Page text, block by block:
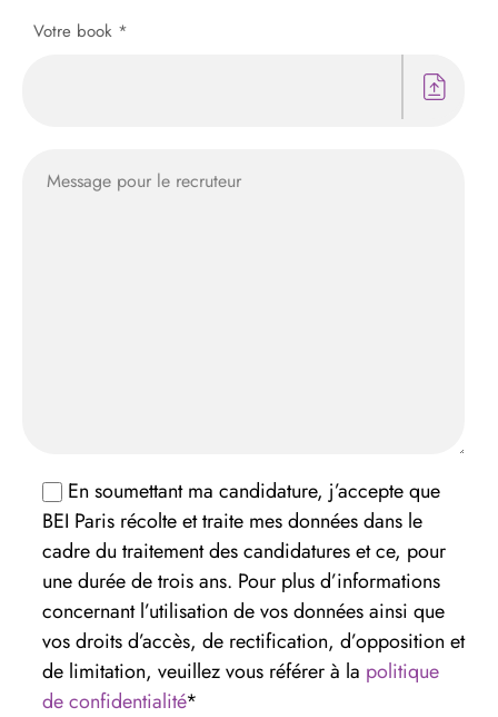
Votre book *
En soumettant ma candidature, j’accepte que
BEI Paris récolte et traite mes données dans le
cadre du traitement des candidatures et ce, pour
une durée de trois ans. Pour plus d’informations
concernant l’utilisation de vos données ainsi que
vos droits d’accès, de rectification, d’opposition et
de limitation, veuillez vous référer à la politique
de confidentialité*